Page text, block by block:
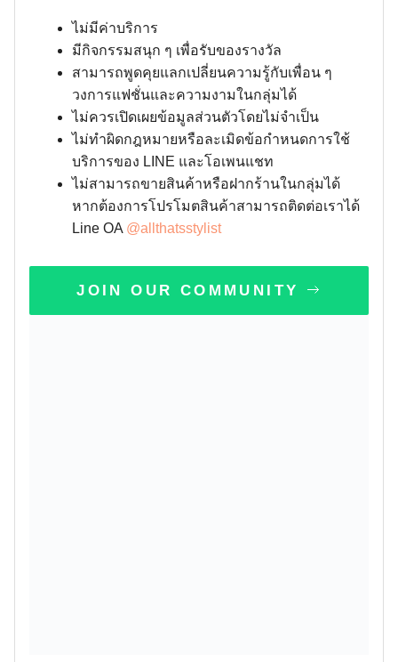
ไม่มีค่าบริการ
มีกิจกรรมสนุก ๆ เพื่อรับของรางวัล
สามารถพูดคุยแลกเปลี่ยนความรู้กับเพื่อน ๆ
วงการแฟชั่นและความงามในกลุ่มได้
ไม่ควรเปิดเผยข้อมูลส่วนตัวโดยไม่จำเป็น
ไม่ทำผิดกฎหมายหรือละเมิดข้อกำหนดการใช้
บริการของ LINE และโอเพนแชท
ไม่สามารถขายสินค้าหรือฝากร้านในกลุ่มได้
หากต้องการโปรโมตสินค้าสามารถติดต่อเราได้
Line OA @allthatsstylist
JOIN OUR COMMUNITY